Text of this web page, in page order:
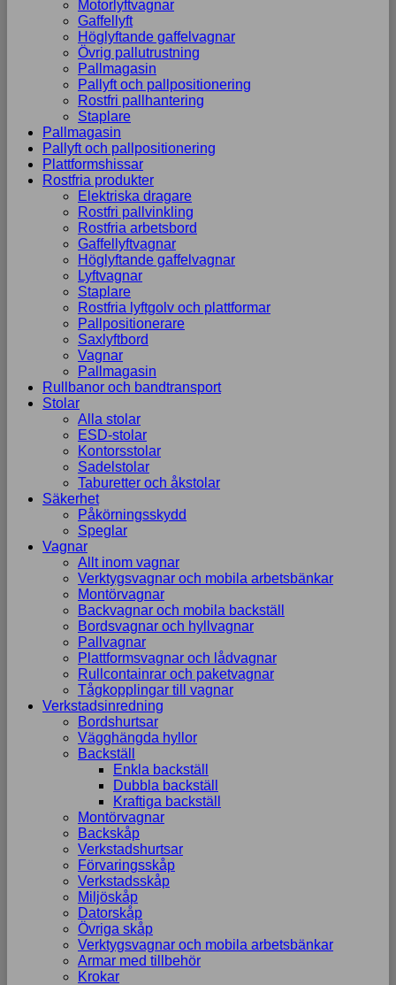
Motorlyftvagnar
Gaffellyft
Höglyftande gaffelvagnar
Övrig pallutrustning
Pallmagasin
Pallyft och pallpositionering
Rostfri pallhantering
Staplare
Pallmagasin
Pallyft och pallpositionering
Plattformshissar
Rostfria produkter
Elektriska dragare
Rostfri pallvinkling
Rostfria arbetsbord
Gaffellyftvagnar
Höglyftande gaffelvagnar
Lyftvagnar
Staplare
Rostfria lyftgolv och plattformar
Pallpositionerare
Saxlyftbord
Vagnar
Pallmagasin
Rullbanor och bandtransport
Stolar
Alla stolar
ESD-stolar
Kontorsstolar
Sadelstolar
Taburetter och åkstolar
Säkerhet
Påkörningsskydd
Speglar
Vagnar
Allt inom vagnar
Verktygsvagnar och mobila arbetsbänkar
Montörvagnar
Backvagnar och mobila backställ
Bordsvagnar och hyllvagnar
Pallvagnar
Plattformsvagnar och lådvagnar
Rullcontainrar och paketvagnar
Tågkopplingar till vagnar
Verkstadsinredning
Bordshurtsar
Vägghängda hyllor
Backställ
Enkla backställ
Dubbla backställ
Kraftiga backställ
Montörvagnar
Backskåp
Verkstadshurtsar
Förvaringsskåp
Verkstadsskåp
Miljöskåp
Datorskåp
Övriga skåp
Verktygsvagnar och mobila arbetsbänkar
Armar med tillbehör
Krokar